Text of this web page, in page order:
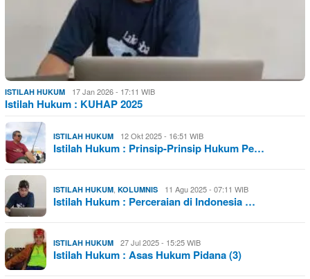
ISTILAH HUKUM 17 Jan 2026 - 17:11 WIB
Istilah Hukum : KUHAP 2025
ISTILAH HUKUM 12 Okt 2025 - 16:51 WIB
Istilah Hukum : Prinsip-Prinsip Hukum Pe…
ISTILAH HUKUM, KOLUMNIS 11 Agu 2025 - 07:11 WIB
Istilah Hukum : Perceraian di Indonesia …
ISTILAH HUKUM 27 Jul 2025 - 15:25 WIB
Istilah Hukum : Asas Hukum Pidana (3)